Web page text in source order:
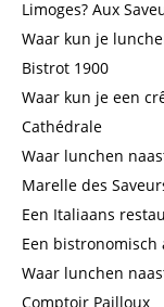
Limoges? Aux
Waar kun je
Bistrot 1900
Waar kun je een
Cathédrale
Waar lunchen
Marelle des
Een Italiaans
Een bistronomisch
Waar lunchen
Comptoir Pailloux